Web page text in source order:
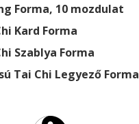
Forma, 10 mozdulat
Kard Forma
Szablya Forma
Tai Chi Legyező Forma